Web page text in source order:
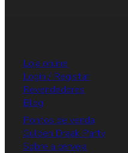
Loja online
Login / Registar
Revendedores
Blog
Pontos de venda
Gulden Draak Party
Sobre a cerveja